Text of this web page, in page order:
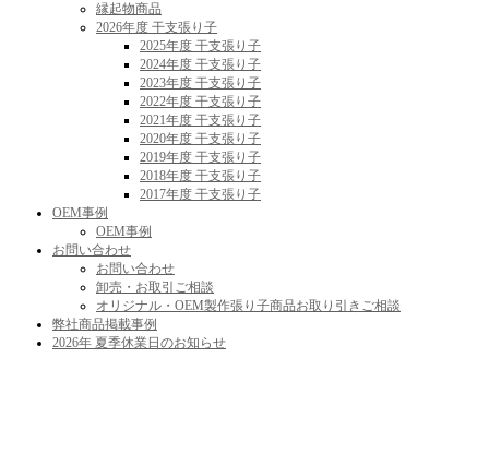
縁起物商品
2026年度 干支張り子
2025年度 干支張り子
2024年度 干支張り子
2023年度 干支張り子
2022年度 干支張り子
2021年度 干支張り子
2020年度 干支張り子
2019年度 干支張り子
2018年度 干支張り子
2017年度 干支張り子
OEM事例
OEM事例
お問い合わせ
お問い合わせ
卸売・お取引ご相談
オリジナル・OEM製作張り子商品お取り引きご相談
弊社商品掲載事例
2026年 夏季休業日のお知らせ